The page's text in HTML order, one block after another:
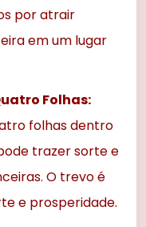
por atrair
em um lugar
Folhas:
folhas dentro
trazer sorte e
O trevo é
e prosperidade.